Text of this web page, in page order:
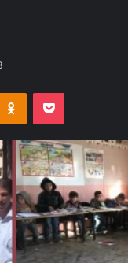
Odnoklassniki
Pocket